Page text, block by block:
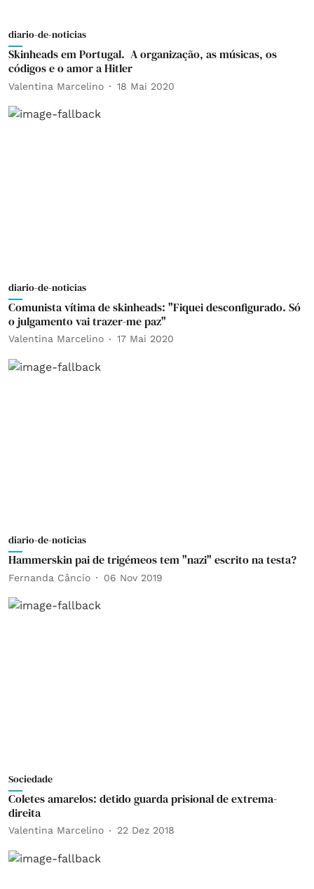
diario-de-noticias
Skinheads em Portugal. A organização, as músicas, os
códigos e o amor a Hitler
Valentina Marcelino 18 Mai 2020
diario-de-noticias
Comunista vítima de skinheads: "Fiquei desconfigurado. Só
o julgamento vai trazer-me paz"
Valentina Marcelino 17 Mai 2020
diario-de-noticias
Hammerskin pai de trigémeos tem "nazi" escrito na testa?
Fernanda Câncio 06 Nov 2019
Sociedade
Coletes amarelos: detido guarda prisional de extrema-
direita
Valentina Marcelino 22 Dez 2018